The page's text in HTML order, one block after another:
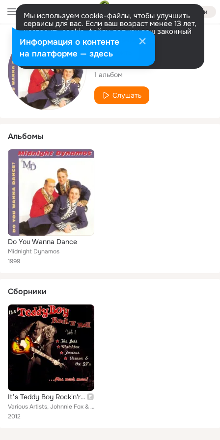
Войти
Мы используем cookie-файлы, чтобы улучшить
сервисы для вас. Если ваш возраст менее 13 лет,
настроить cookie-файлы должен ваш законный
представитель. Больше информации
Разрешить все Настроить
Исполнитель
Midnight Dynamos
1 альбом
Слушать
Альбомы
Do You Wanna Dance
Midnight Dynamos
1999
Сборники
It’s Teddy Boy Rock'n'roll Vol 1
Various Artists, Johnnie Fox & The Hunters, The Jets, The RedHot Trio, Furious, The Rhythm Aces, The Twangmasters, The Rhythm Ha...
2012
Информация о контенте
на платформе — здесь